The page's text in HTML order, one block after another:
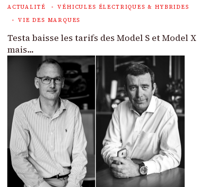
ACTUALITÉ
VÉHICULES ÉLECTRIQUES & HYBRIDES
VIE DES MARQUES
Testa baisse les tarifs des Model S et Model X
mais…